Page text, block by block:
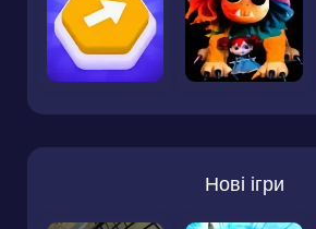
Нові ігри